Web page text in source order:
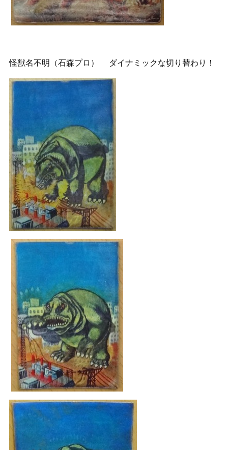
怪獣名不明（石森プロ） ダイナミックな切り替わり！